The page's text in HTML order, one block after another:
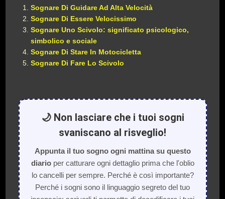
Sognare Di Guidare Ad Alta Velocità
Sognare Di Essere Velocissimo
Sognare Uno Scivolo: significato psicologico,
simbolico e sociale
Sognare Di Stare In Motocicletta
Sognare Di Fare Lo Scivolo
🌙 Non lasciare che i tuoi sogni
svaniscano al risveglio!
Appunta il tuo sogno ogni mattina su questo
diarioper catturare ogni dettaglio prima che l'oblio
lo cancelli per sempre. Perché è così importante?
Perché i sogni sono il linguaggio segreto del tuo